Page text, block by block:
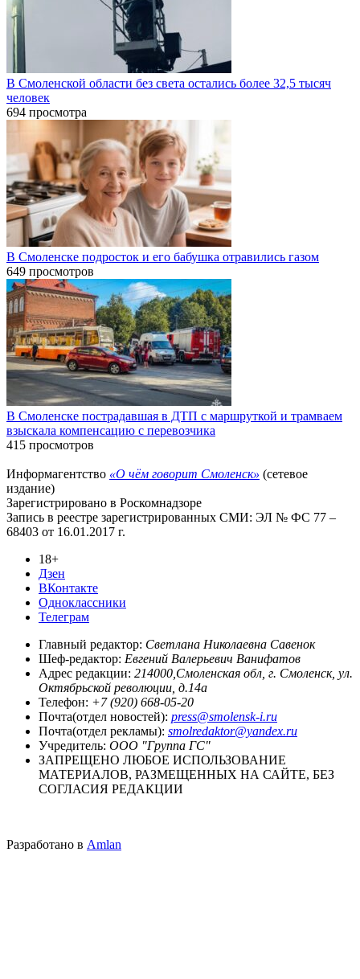
В Смоленской области без света остались более 32,5 тысяч
человек
694 просмотра
В Смоленске подросток и его бабушка отравились газом
649 просмотров
В Смоленске пострадавшая в ДТП с маршруткой и трамваем
взыскала компенсацию с перевозчика
415 просмотров
Информагентство «О чём говорит Смоленск» (сетевое
издание)
Зарегистрировано в Роскомнадзоре
Запись в реестре зарегистрированных СМИ: ЭЛ № ФС 77 –
68403 от 16.01.2017 г.
18+
Дзен
ВКонтакте
Одноклассники
Телеграм
Главный редактор: Светлана Николаевна Савенок
Шеф-редактор: Евгений Валерьевич Ванифатов
Адрес редакции: 214000,Смоленская обл, г. Смоленск, ул.
Октябрьской революции, д.14а
Телефон: +7 (920) 668-05-20
Почта(отдел новостей): press@smolensk-i.ru
Почта(отдел рекламы): smolredaktor@yandex.ru
Учредитель: ООО "Группа ГС"
ЗАПРЕЩЕНО ЛЮБОЕ ИСПОЛЬЗОВАНИЕ
МАТЕРИАЛОВ, РАЗМЕЩЕННЫХ НА САЙТЕ, БЕЗ
СОГЛАСИЯ РЕДАКЦИИ
Разработано в Amlan